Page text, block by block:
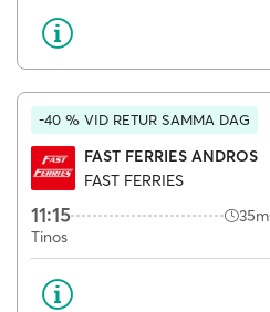
-40 % VID RETUR SAMMA DAG
FAST FERRIES ANDROS
FAST FERRIES
11:15 35m
Tinos